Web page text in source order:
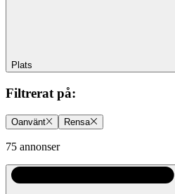
Plats
Filtrerat på:
Oanvänt Rensa
75 annonser